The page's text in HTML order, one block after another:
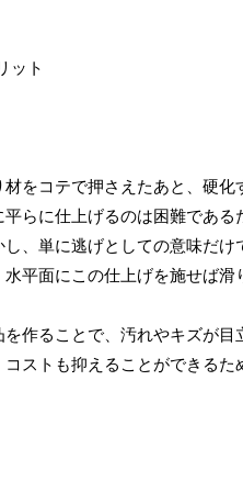
をコテで押さえたあと、硬
らに仕上げるのは困難であ
、単に逃げとしての意味だ
平面にこの仕上げを施せば滑
作ることで、汚れやキズが目
ストも抑えることができるた